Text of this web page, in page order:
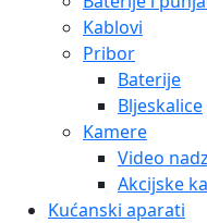
Kablovi
Pribor
Baterije
Bljeskalice
Kamere
Video
Akcijske
Kućanski aparati